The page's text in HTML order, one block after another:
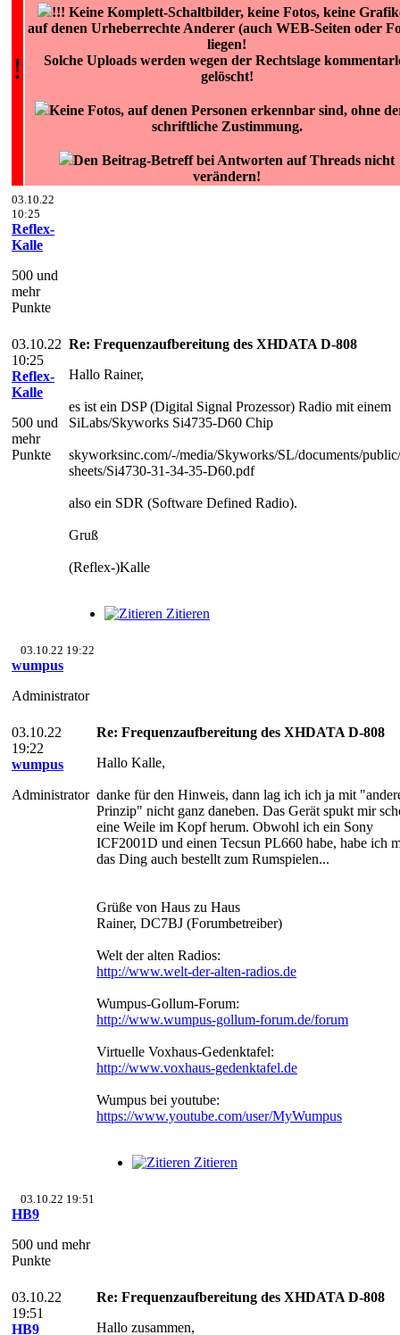
!
!!! Keine Komplett-Schaltbilder, keine Fotos, keine
auf denen Urheberrechte Anderer (auch WEB-Seiten oder
liegen!
Solche Uploads werden wegen der Rechtslage
gelöscht!
Keine Fotos, auf denen Personen erkennbar sind, ohne
schriftliche Zustimmung.
Den Beitrag-Betreff bei Antworten auf Threads nicht
verändern!
03.10.22
10:25
Reflex-
Kalle
500 und
mehr
Punkte
03.10.22
10:25
Reflex-
Kalle
500 und
mehr
Punkte
Re: Frequenzaufbereitung des XHDATA D-808
Hallo Rainer,
es ist ein DSP (Digital Signal Prozessor) Radio mit einem
SiLabs/Skyworks Si4735-D60 Chip
skyworksinc.com/-/media/Skyworks/SL/documents/
sheets/Si4730-31-34-35-D60.pdf
also ein SDR (Software Defined Radio).
Gruß
(Reflex-)Kalle
Zitieren
03.10.22 19:22
wumpus
Administrator
03.10.22
19:22
wumpus
Administrator
Re: Frequenzaufbereitung des XHDATA D-808
Hallo Kalle,
danke für den Hinweis, dann lag ich ich ja mit
Prinzip" nicht ganz daneben. Das Gerät spukt mir
eine Weile im Kopf herum. Obwohl ich ein Sony
ICF2001D und einen Tecsun PL660 habe, habe ich
das Ding auch bestellt zum Rumspielen...
Grüße von Haus zu Haus
Rainer, DC7BJ (Forumbetreiber)
Welt der alten Radios:
http://www.welt-der-alten-radios.de
Wumpus-Gollum-Forum:
http://www.wumpus-gollum-forum.de/forum
Virtuelle Voxhaus-Gedenktafel:
http://www.voxhaus-gedenktafel.de
Wumpus bei youtube:
https://www.youtube.com/user/MyWumpus
Zitieren
03.10.22 19:51
HB9
500 und mehr
Punkte
03.10.22
19:51
HB9
Re: Frequenzaufbereitung des XHDATA D-808
Hallo zusammen,